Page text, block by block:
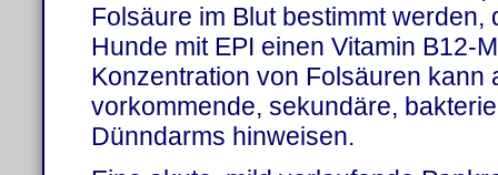
Folsäure im Blut bestimmt werden,
Hunde mit EPI einen Vitamin B12-
Konzentration von Folsäuren kann
vorkommende, sekundäre,
Dünndarms hinweisen.